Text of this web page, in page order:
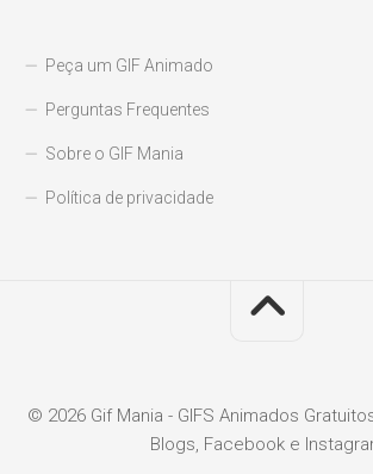
Peça um GIF Animado
Perguntas Frequentes
Sobre o GIF Mania
Política de privacidade
© 2026 Gif Mania - GIFS Animados
Blogs, Facebook e